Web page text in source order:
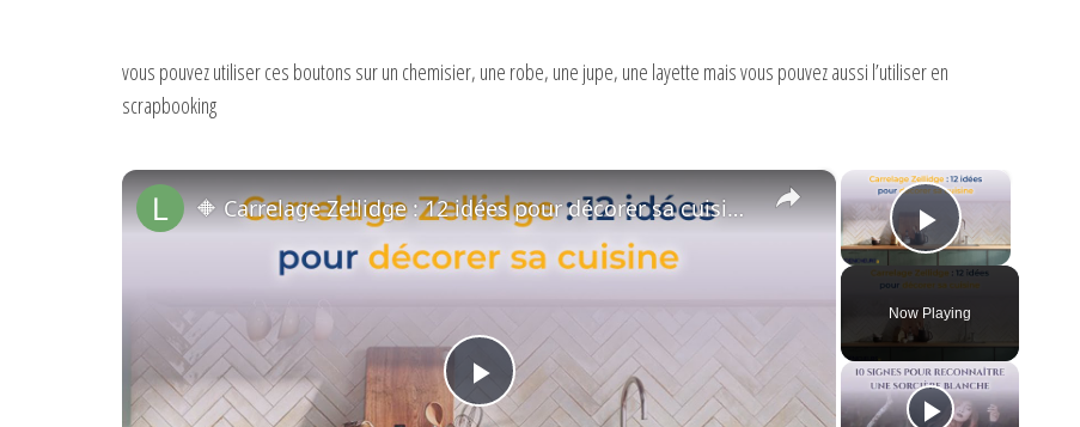
vous pouvez utiliser ces boutons sur un chemisier, une robe, une jupe, une layette mais vous pouvez aussi l’utiliser en
scrapbooking
×
Play Video
Now Playing
×
P
🔶 Carrelage Zellidge : 12 idées pour décorer sa cuisine 💠